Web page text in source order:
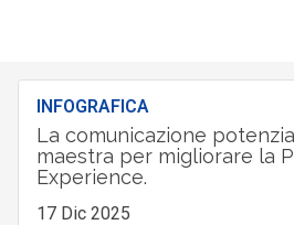
INFOGRAFICA
La comunicazione
maestra per migliorare la
Experience.
17 Dic 2025